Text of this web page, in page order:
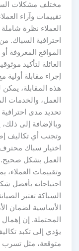
مختلف مشكلات
تقييمات وآراء
العملاء نظرة
احترافية السباك.
المواقع المعروفة
العائلة لتأكيد
إجراء مقابلة أولية
هذه المقابلة،
العمل، والخدمات
تحديد مدى
وبالإضافة إلى
وتجنب أي تكاليف
اختيار سباك
العمل بشكل صحيح.
وتقييمات العملاء،
احتياجاته بأفضل
السباكة تعتبر
الأساسية لضمان
المحتملة. إن
يؤدي إلى تكبد
متوقعة، مثل تسرب